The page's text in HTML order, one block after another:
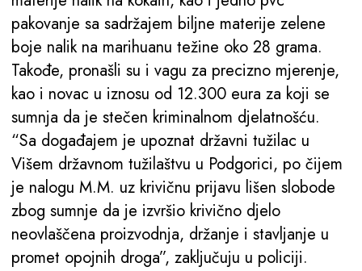
pakovanje sa sadržajem biljne materije zelene
boje nalik na marihuanu težine oko 28 grama.
Takođe, pronašli su i vagu za precizno mjerenje,
kao i novac u iznosu od 12.300 eura za koji se
sumnja da je stečen kriminalnom djelatnošću.
“Sa događajem je upoznat državni tužilac u
Višem državnom tužilaštvu u Podgorici, po čijem
je nalogu M.M. uz krivičnu prijavu lišen slobode
zbog sumnje da je izvršio krivično djelo
neovlaščena proizvodnja, držanje i stavljanje u
promet opojnih droga”, zaključuju u policiji.